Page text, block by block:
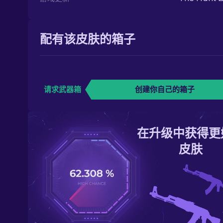
配有该皮肤的箱子
请求武器箱 创建你自己的箱子
在升级中获得
皮肤